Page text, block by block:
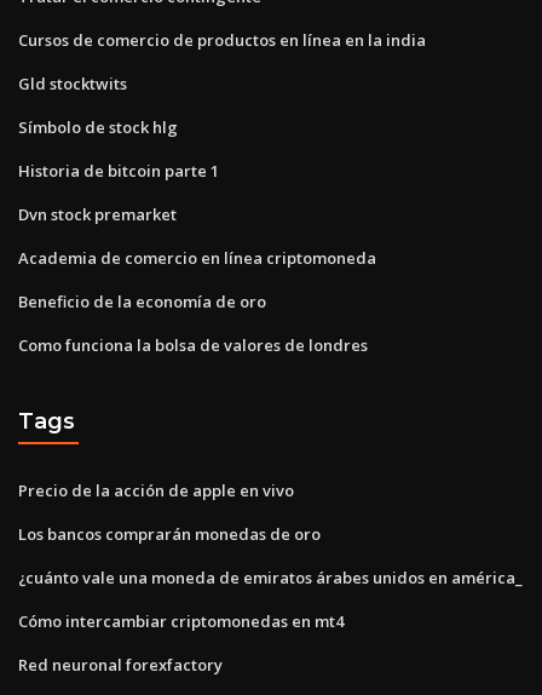
Cursos de comercio de productos en línea en la india
Gld stocktwits
Símbolo de stock hlg
Historia de bitcoin parte 1
Dvn stock premarket
Academia de comercio en línea criptomoneda
Beneficio de la economía de oro
Como funciona la bolsa de valores de londres
Tags
Precio de la acción de apple en vivo
Los bancos comprarán monedas de oro
¿cuánto vale una moneda de emiratos árabes unidos en américa_
Cómo intercambiar criptomonedas en mt4
Red neuronal forexfactory